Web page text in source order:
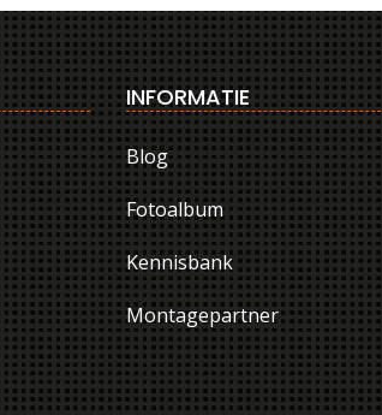
INFORMATIE
Blog
Fotoalbum
Kennisbank
Montagepartner